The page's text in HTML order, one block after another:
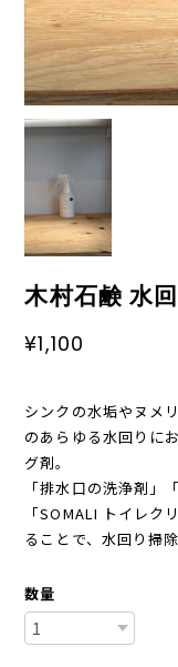
木村石鹸 水
¥1,100
シンクの水垢やヌメ
のあらゆる水回りに
グ剤。
「排水口の洗浄剤」
「SOMALI トイレク
ることで、水回り掃
数量